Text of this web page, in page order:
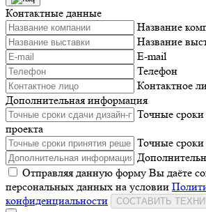
Контактные данные
Название
Название
E-mail
Телефон
Контактное
Дополнительная информация
Точные сроки
проекта
Точные
Отправляя данную форму Вы даёте
персональных данных на условии
конфиденциальности
СОСТАВИТЬ